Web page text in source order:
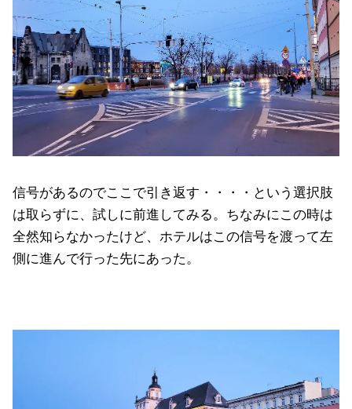
信号があるのでここで引き返す・・・・という選択肢
は取らずに、試しに前進してみる。ちなみにこの時は
全然知らなかったけど、ホテルはこの信号を渡って左
側に進んで行った先にあった。